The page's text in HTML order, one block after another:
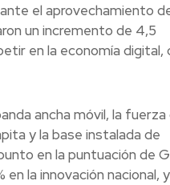
el aprovechamiento
un incremento de 4,5
en la economía digital,
ancha móvil, la fuerza
y la base instalada de
en la puntuación de
la innovación nacional,